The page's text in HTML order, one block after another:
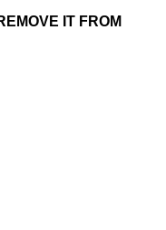
IT FROM